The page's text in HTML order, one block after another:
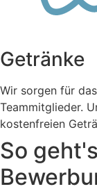
Getränke
Wir sorgen für
Teammitglieder.
kostenfreien
So